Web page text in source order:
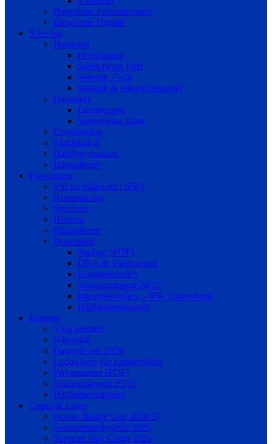
Bingolotto Prenumeration
Bingolotto Digitalt
Våra lag
Herrlaget
Herrtruppen
Spelschema Herr
Statistik 25/26
Statistik & rekord (historik)
Damlaget
Damtruppen
Spelschema Dam
Ungdomslag
Skridskokul
Bandygymnasiet
Bildgallerier
Föreningen
Vill du hjälpa till i IFK?
Kontakta oss
Styrelsen
Historia
Bildgallerier
Dokument
Stadgar (PDF)
DNA & Värdegrund
Ungdomspolicy
Säsongsrapport 24/25
Integritetspolicy – IFK Vänersborg
Hållbarhetsrapport
Partners
Våra partners
Nätverket
Bandyfesten 2026
Ladda hem vår partnerfolder
Privatpartner (PDF)
Säsongsrapport 25/26
Hållbarhetsrapport
Cuper & Läger
Nordic Bandy Cup 2026/27
Sommarbandyskola 2026
Summer Day Camp 2026